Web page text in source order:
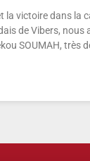
la victoire dans la
de Vibers, nous
SOUMAH, très